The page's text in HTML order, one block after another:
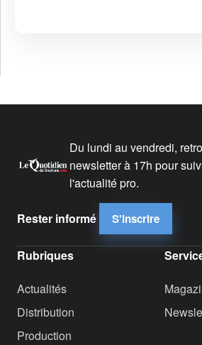
Du lundi au vendredi,
newsletter à 17h pour
l'actualité pro.
Rester informé S'inscrire
Rubriques
Actualités
Distribution
Production